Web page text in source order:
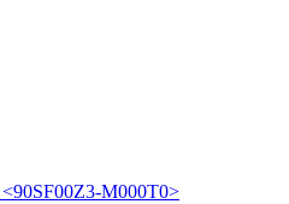
M000T0>